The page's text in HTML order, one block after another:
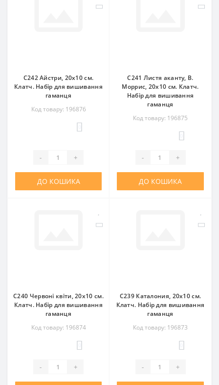
C242 Айстри, 20x10 см.
Клатч. Набір для вишивання
гаманця
Код товару: 196876
- +
ДО КОШИКА
C241 Листя аканту, В.
Моррис, 20x10 см. Клатч.
Набір для вишивання
гаманця
Код товару: 196875
- +
ДО КОШИКА
C240 Червоні квіти, 20x10 см.
Клатч. Набір для вишивання
гаманця
Код товару: 196874
- +
C239 Каталония, 20x10 см.
Клатч. Набір для вишивання
гаманця
Код товару: 196873
- +